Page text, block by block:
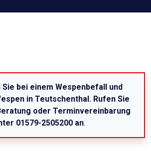
bei einem Wespenbefall und
in Teutschenthal. Rufen Sie
oder Terminvereinbarung
01579-2505200 an.